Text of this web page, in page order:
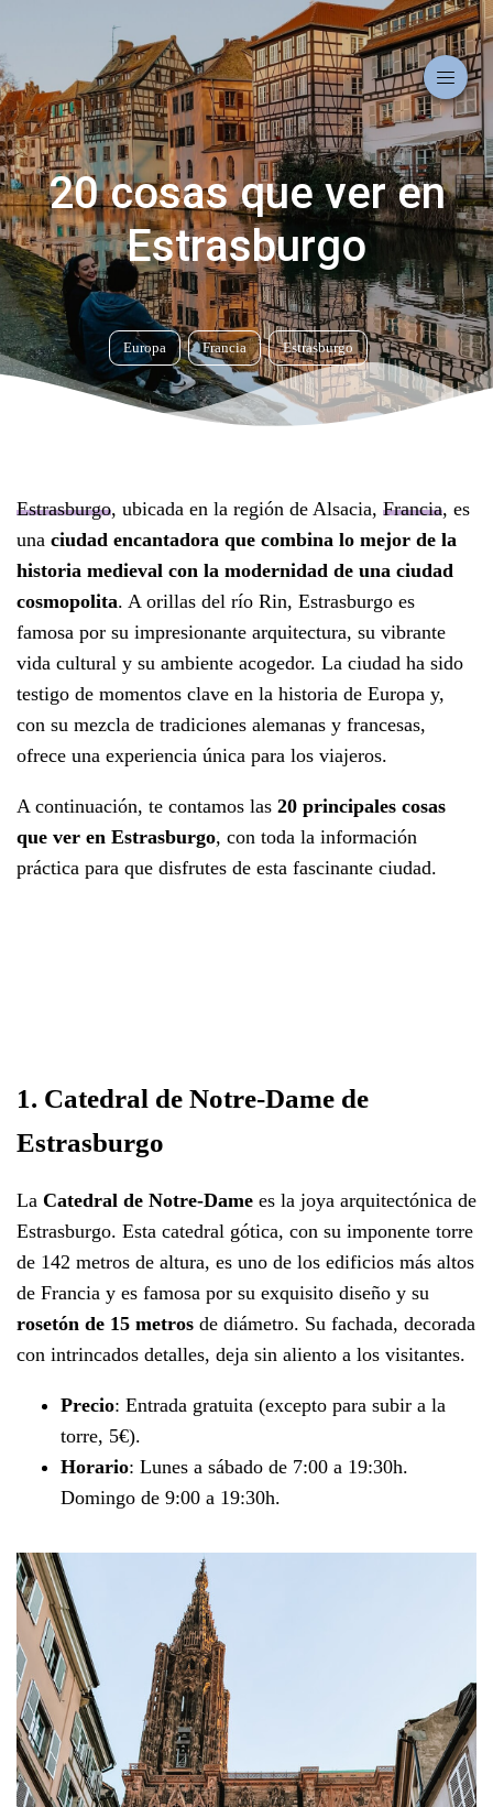
Europa Francia Estrasburgo
20 cosas que ver en
Estrasburgo
Estrasburgo, ubicada en la región de Alsacia, Francia, es
una ciudad encantadora que combina lo mejor de la
historia medieval con la modernidad de una ciudad
cosmopolita. A orillas del río Rin, Estrasburgo es
famosa por su impresionante arquitectura, su vibrante
vida cultural y su ambiente acogedor. La ciudad ha sido
testigo de momentos clave en la historia de Europa y,
con su mezcla de tradiciones alemanas y francesas,
ofrece una experiencia única para los viajeros.
A continuación, te contamos las 20 principales cosas
que ver en Estrasburgo, con toda la información
práctica para que disfrutes de esta fascinante ciudad.
1. Catedral de Notre-Dame de
Estrasburgo
La Catedral de Notre-Dame es la joya arquitectónica de
Estrasburgo. Esta catedral gótica, con su imponente torre
de 142 metros de altura, es uno de los edificios más altos
de Francia y es famosa por su exquisito diseño y su
rosetón de 15 metros de diámetro. Su fachada, decorada
con intrincados detalles, deja sin aliento a los visitantes.
Precio: Entrada gratuita (excepto para subir a la
torre, 5€).
Horario: Lunes a sábado de 7:00 a 19:30h.
Domingo de 9:00 a 19:30h.